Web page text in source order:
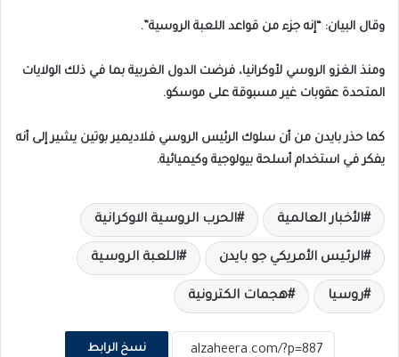
وقال البيان: “إنه جزء من قواعد اللعبة الروسية”.
ومنذ الغزو الروسي لأوكرانيا، فرضت الدول الغربية بما في ذلك الولايات
المتحدة عقوبات غير مسبوقة على موسكو.
كما حذر بايدن من أن سلوك الرئيس الروسي فلاديمير بوتين يشير إلى أنه
يفكر في استخدام أسلحة بيولوجية وكيميائية.
الأخبار العالمية الحرب الروسية الاوكرانية
الرئيس الأمريكي جو بايدن اللعبة الروسية
روسيا هجمات الكترونية
نسخ الرابط